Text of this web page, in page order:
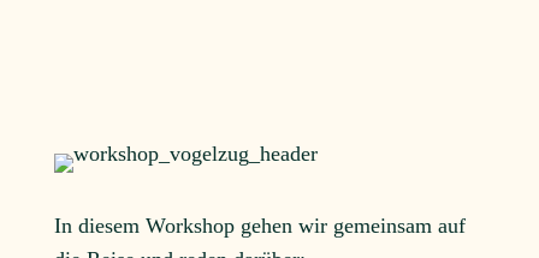
In diesem Workshop gehen wir gemeinsam auf